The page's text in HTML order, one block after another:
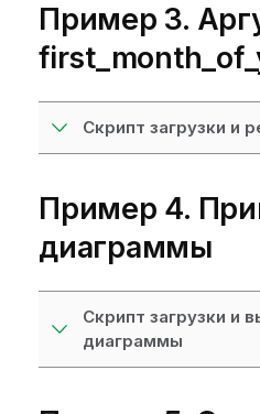
Пример 3.
Скрипт загрузки и
Пример 4.
диаграммы
Скрипт загрузки и
диаграммы